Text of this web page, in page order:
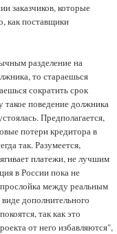
заказчиков, которые
как поставщики
разделение на
то стараешься
сократить срок
поведение должника
Предполагается,
потери кредитора в
так. Разумеется,
платежи, не лучшим
в России пока не
между реальным
дополнительного
так как это
от него избавляются",